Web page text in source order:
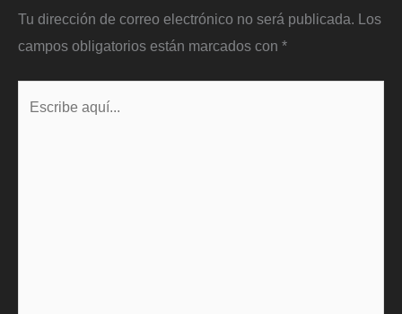
Tu dirección de correo electrónico no será publicada. Los
campos obligatorios están marcados con *